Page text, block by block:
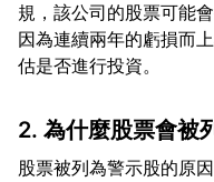
規，該公司的股票可能
因為連續兩年的虧損而
2. 為什麼股票會被
股票被列為警示股的原